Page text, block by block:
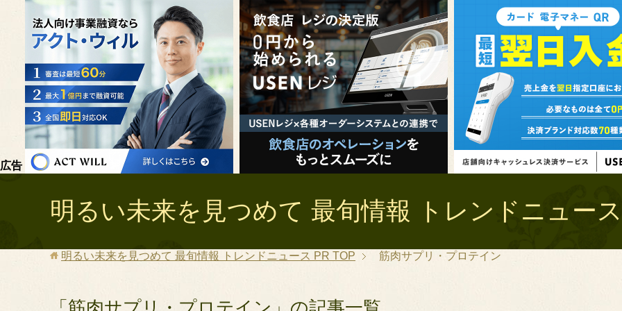
広告
明るい未来を見つめて 最旬情報 トレンドニュー
明るい未来を見つめて 最旬情報 トレンドニュース PR TOP 筋肉サプリ・プロテイン